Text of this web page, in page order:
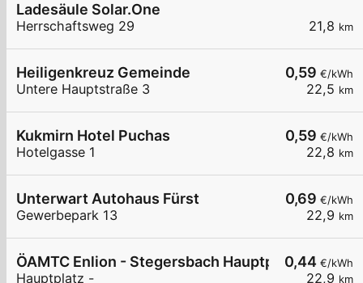
21,8 km
Ladesäule Solar.One
Herrschaftsweg 29
0,59 €/kWh
22,5 km
Heiligenkreuz Gemeinde
Untere Hauptstraße 3
0,59 €/kWh
22,8 km
Kukmirn Hotel Puchas
Hotelgasse 1
0,69 €/kWh
22,9 km
Unterwart Autohaus Fürst
Gewerbepark 13
0,44 €/kWh
22,9 km
ÖAMTC Enlion - Stegersbach Hauptplatz
Hauptplatz -